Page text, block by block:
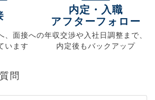
面接への
います
内定・入職
アフターフォロー
年収交渉や入社日調整まで、
内定後もバックアップ
問